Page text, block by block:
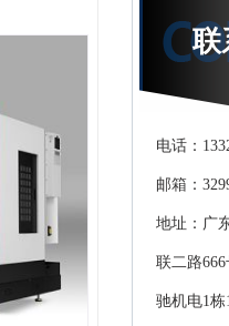
掉它联
电话：
邮箱：
地址：广
联二路666
驰机电1栋